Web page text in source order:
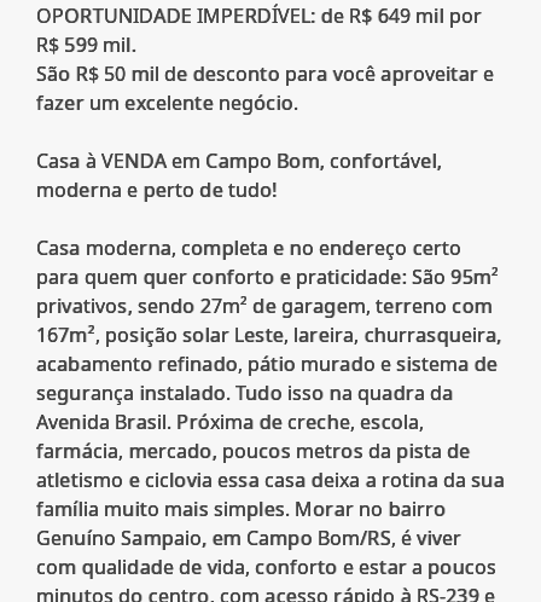
OPORTUNIDADE IMPERDÍVEL: de R$ 649 mil por
R$ 599 mil.
São R$ 50 mil de desconto para você aproveitar e
fazer um excelente negócio.
Casa à VENDA em Campo Bom, confortável,
moderna e perto de tudo!
Casa moderna, completa e no endereço certo
para quem quer conforto e praticidade: São 95m²
privativos, sendo 27m² de garagem, terreno com
167m², posição solar Leste, lareira, churrasqueira,
acabamento refinado, pátio murado e sistema de
segurança instalado. Tudo isso na quadra da
Avenida Brasil. Próxima de creche, escola,
farmácia, mercado, poucos metros da pista de
atletismo e ciclovia essa casa deixa a rotina da sua
família muito mais simples. Morar no bairro
Genuíno Sampaio, em Campo Bom/RS, é viver
com qualidade de vida, conforto e estar a poucos
minutos do centro, com acesso rápido à RS-239 e